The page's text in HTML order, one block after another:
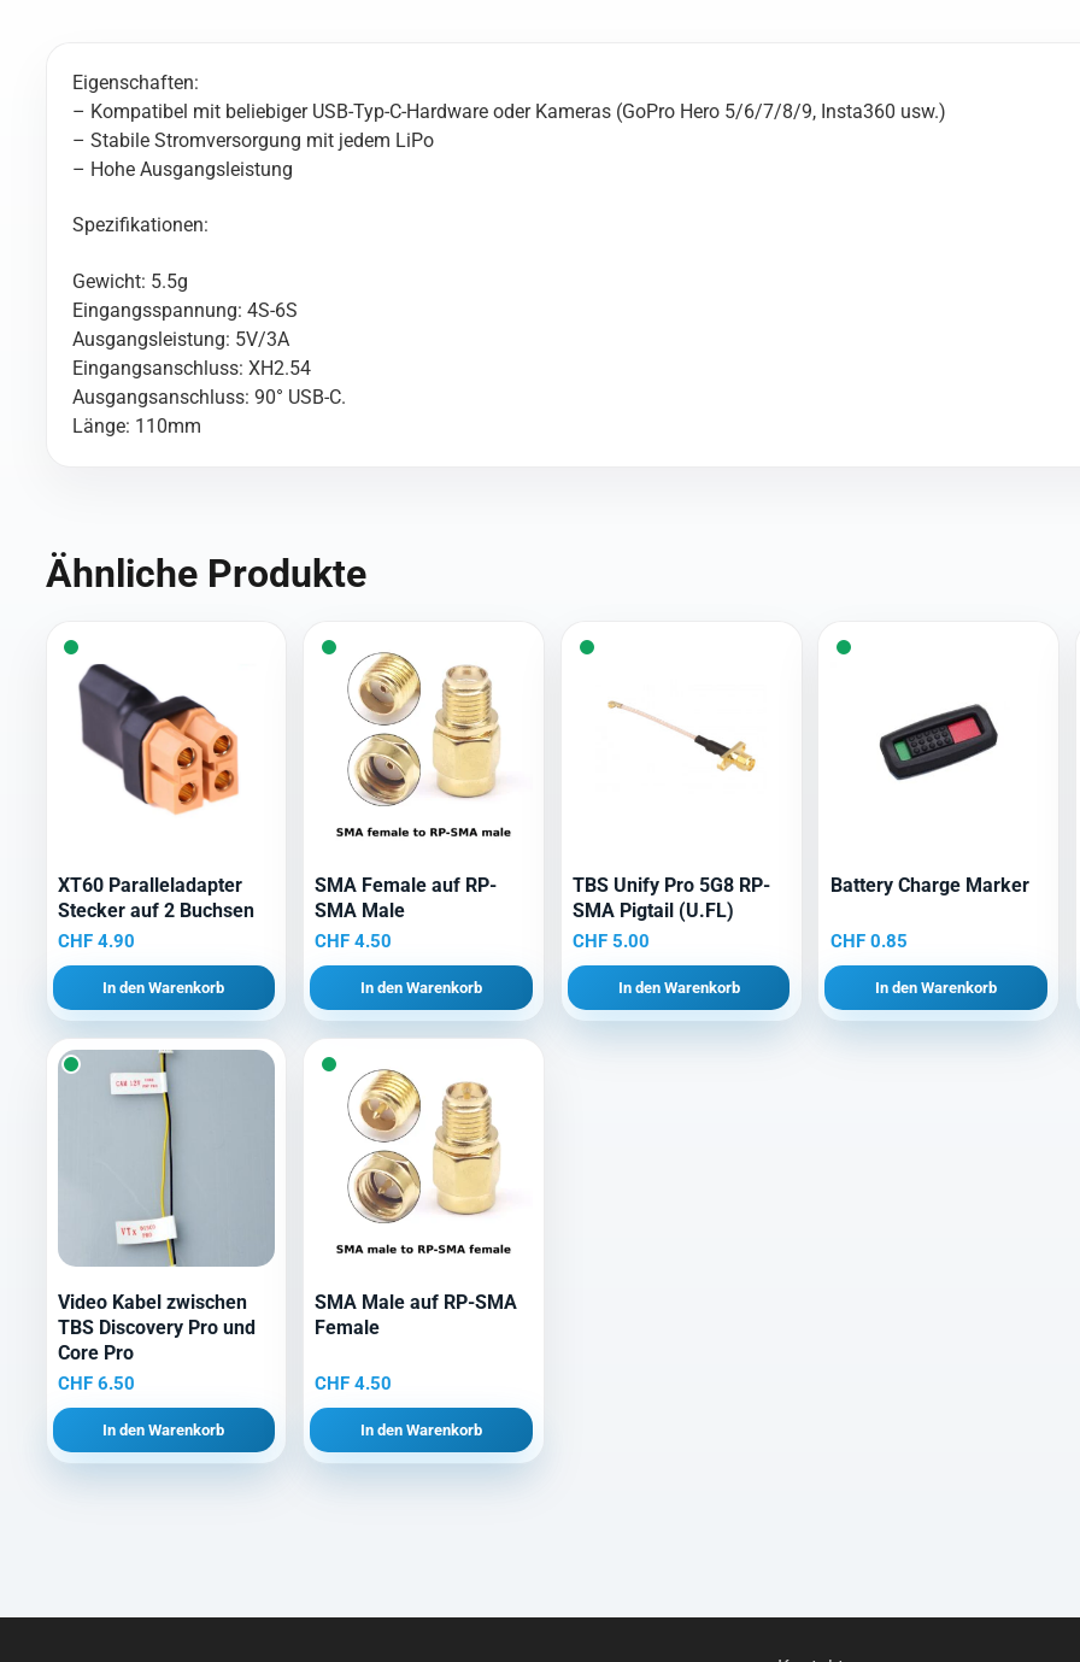
Eigenschaften:
– Kompatibel mit beliebiger USB-Typ-C-Hardware oder Kameras (GoPro Hero 5/6/7/8/9, Insta360 usw.)
– Stabile Stromversorgung mit jedem LiPo
– Hohe Ausgangsleistung
Spezifikationen:
Gewicht: 5.5g
Eingangsspannung: 4S-6S
Ausgangsleistung: 5V/3A
Eingangsanschluss: XH2.54
Ausgangsanschluss: 90° USB-C.
Länge: 110mm
Ähnliche Produkte
XT60 Paralleladapter
Stecker auf 2 Buchsen
CHF4.90
In den Warenkorb
SMA Female auf RP-
SMA Male
CHF 4.50
In den Warenkorb
TBS Unify Pro 5G8 RP-
SMA Pigtail (U.FL)
CHF 5.00
In den Warenkorb
Battery Charge Marker
CHF0.85
In den Warenkorb
Video Kabel zwischen
TBS Discovery Pro und
Core Pro
CHF6.50
In den Warenkorb
SMA Male auf RP-SMA
Female
CHF 4.50
In den Warenkorb